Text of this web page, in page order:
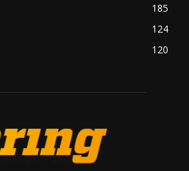
185
124
120